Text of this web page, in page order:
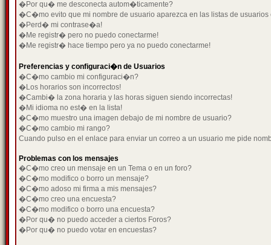
�Por qu� me desconecta autom�ticamente?
�C�mo evito que mi nombre de usuario aparezca en las listas de usuarios
�Perd� mi contrase�a!
�Me registr� pero no puedo conectarme!
�Me registr� hace tiempo pero ya no puedo conectarme!
Preferencias y configuraci�n de Usuarios
�C�mo cambio mi configuraci�n?
�Los horarios son incorrectos!
�Cambi� la zona horaria y las horas siguen siendo incorrectas!
�Mi idioma no est� en la lista!
�C�mo muestro una imagen debajo de mi nombre de usuario?
�C�mo cambio mi rango?
Cuando pulso en el enlace para enviar un correo a un usuario me pide
Problemas con los mensajes
�C�mo creo un mensaje en un Tema o en un foro?
�C�mo modifico o borro un mensaje?
�C�mo adoso mi firma a mis mensajes?
�C�mo creo una encuesta?
�C�mo modifico o borro una encuesta?
�Por qu� no puedo acceder a ciertos Foros?
�Por qu� no puedo votar en encuestas?